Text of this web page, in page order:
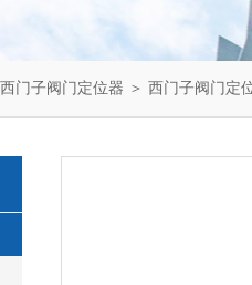
西门子阀门定位器 ＞ 西门子阀门定